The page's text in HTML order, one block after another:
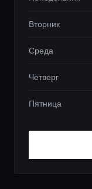
Вторник
Среда
Четверг
Пятница